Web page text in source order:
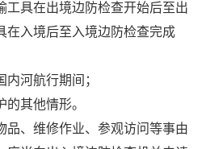
具在出境边防检查开始后至出
在入境后至入境边防检查完成
河航行期间；
其他情形。
品、维修作业、参观访问等事由